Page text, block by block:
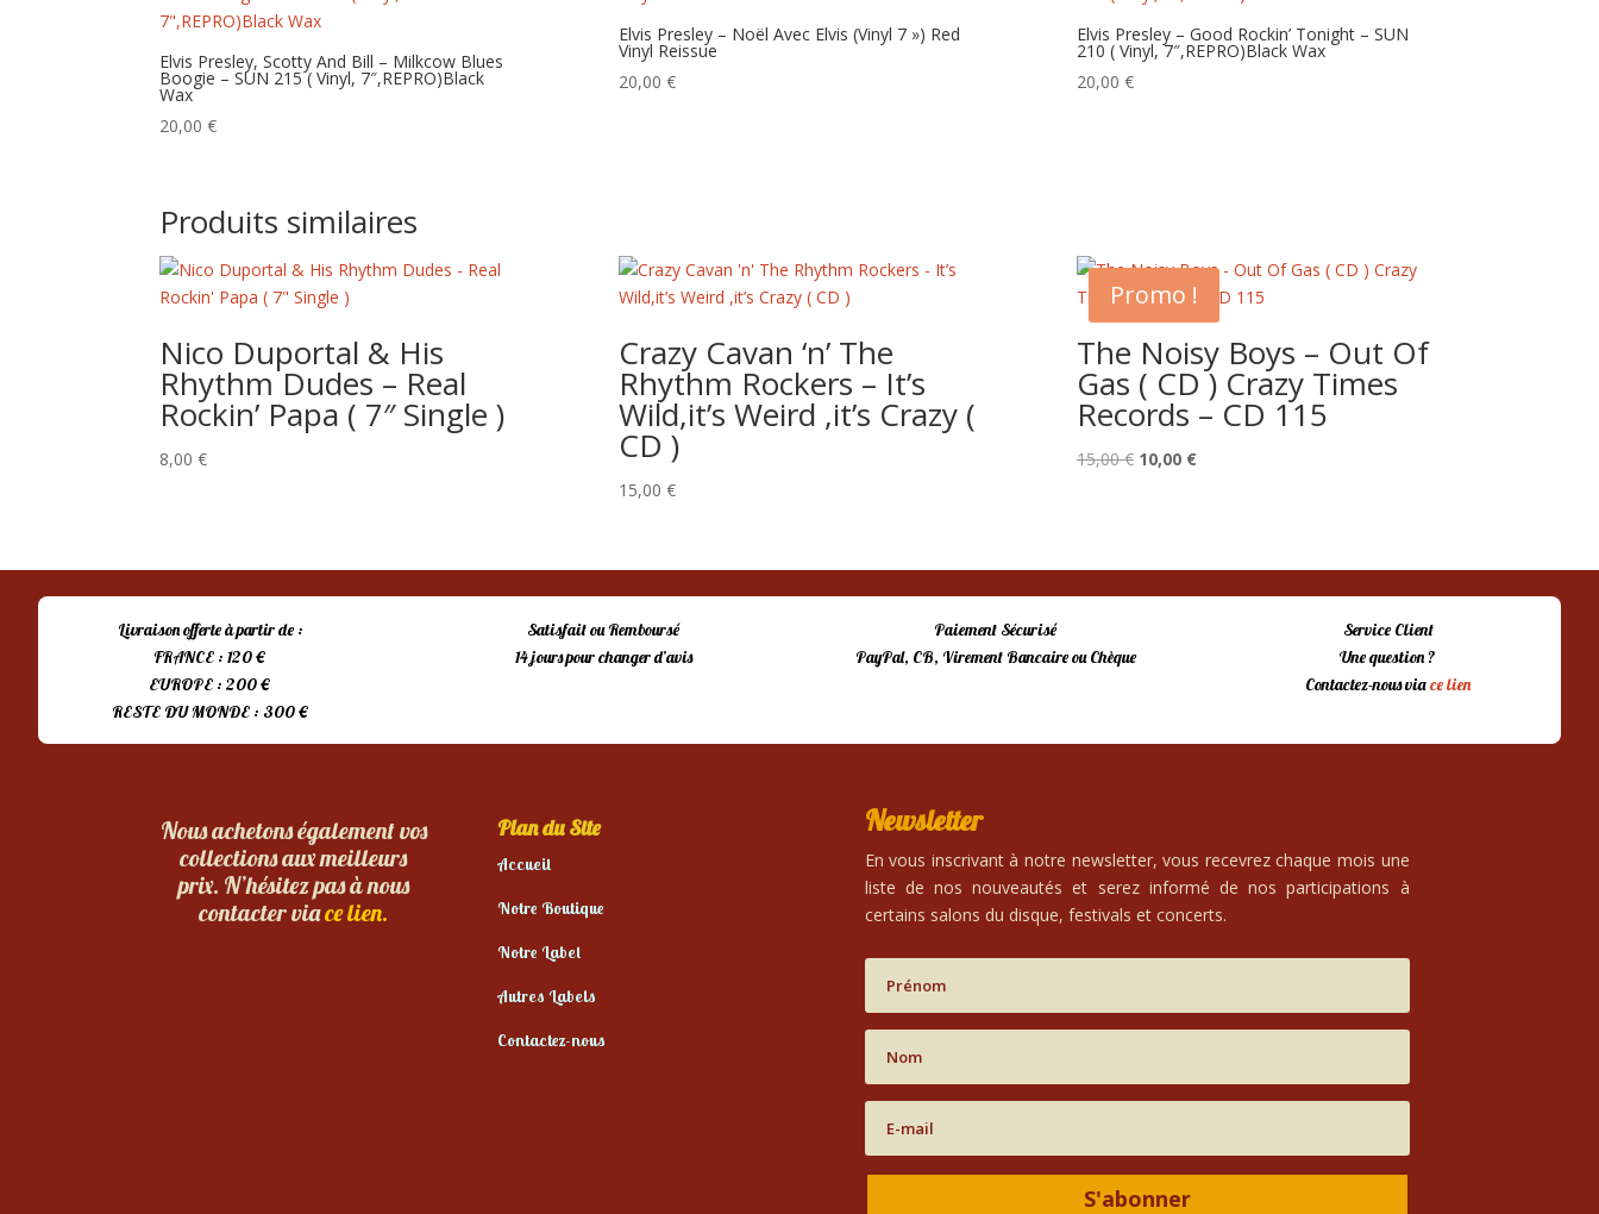
Elvis Presley, Scotty And Bill – Milkcow Blues
Boogie – SUN 215 ( Vinyl, 7″,REPRO)Black
Wax
20,00€
Elvis Presley – Noël Avec Elvis (Vinyl 7 ») Red
Vinyl Reissue
20,00 €
Elvis Presley – Good Rockin’ Tonight – SUN
210 ( Vinyl, 7″,REPRO)Black Wax
20,00 €
Produits similaires
Nico Duportal & His
Rhythm Dudes – Real
Rockin’ Papa ( 7″ Single )
8,00€
Crazy Cavan ‘n’ The
Rhythm Rockers – It’s
Wild,it’s Weird ,it’s Crazy (
CD )
15,00 €
Promo !
The Noisy Boys – Out Of
Gas ( CD ) Crazy Times
Records – CD 115
15,00€ Le
15,00 €.
10,00 €Le
10,00 €.
Livraison offerte à partir de :
FRANCE : 120 €
EUROPE : 200 €
RESTE DU MONDE : 300 €
Satisfait ou Remboursé
14 jours pour changer d’avis
Paiement Sécurisé
PayPal, CB, Virement Bancaire ou Chèque
Service Client
Une question ?
Contactez-nous viace lien
Nous achetons également vos
collections aux meilleurs
prix. N’hésitez pas à nous
contacter viace lien.
Plan du Site
Accueil
Notre Boutique
Notre Label
Autres Labels
Contactez-nous
Newsletter
En vous inscrivant à notre newsletter, vous recevrez chaque mois une
liste de nos nouveautés et serez informé de nos participations à
certains salons du disque, festivals et concerts.
S'abonner